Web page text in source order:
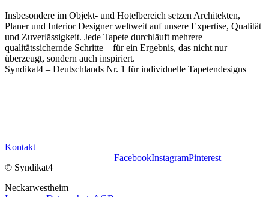
Insbesondere im Objekt- und Hotelbereich setzen Architekten,
Planer und Interior Designer weltweit auf unsere Expertise, Qualität
und Zuverlässigkeit. Jede Tapete durchläuft mehrere
qualitätssichernde Schritte – für ein Ergebnis, das nicht nur
überzeugt, sondern auch inspiriert.
Syndikat4 – Deutschlands Nr. 1 für individuelle Tapetendesigns
Kontakt
© Syndikat4
Neckarwestheim
FacebookInstagramPinterest